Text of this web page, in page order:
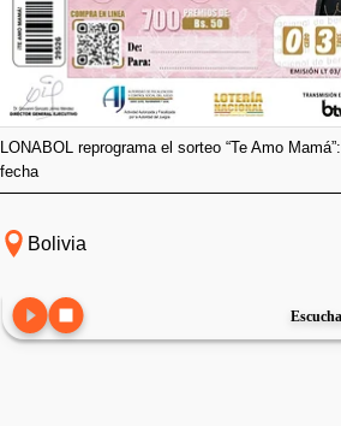
LONABOL reprograma el sorteo “Te Amo
fecha
Bolivia